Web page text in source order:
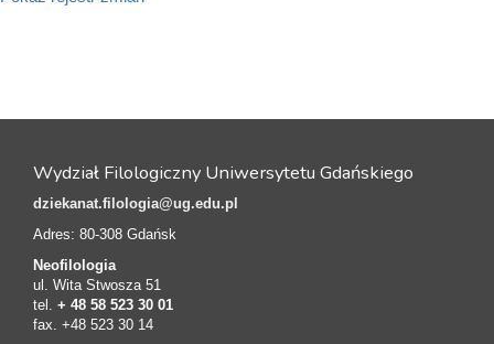
Wydział Filologiczny Uniwersytetu Gdańskiego
dziekanat.filologia@ug.edu.pl
Adres: 80-308 Gdańsk
Neofilologia
ul. Wita Stwosza 51
tel. + 48 58 523 30 01
fax. +48 523 30 14